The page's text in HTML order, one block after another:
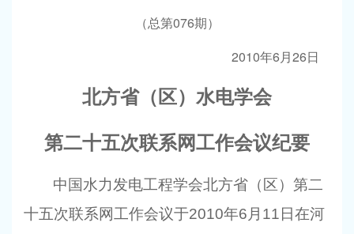
（总第076期）
2010年6月 26日
北方省（区）水电学会
第二十五次联系网工作会议纪要
中国水力发电工程学会北方省（区）第二
十五次联系网工作会议于2010年6 月 11 日在河